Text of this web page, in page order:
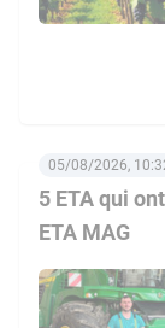
5 ETA qui
ETA MAG
05/08/2026,